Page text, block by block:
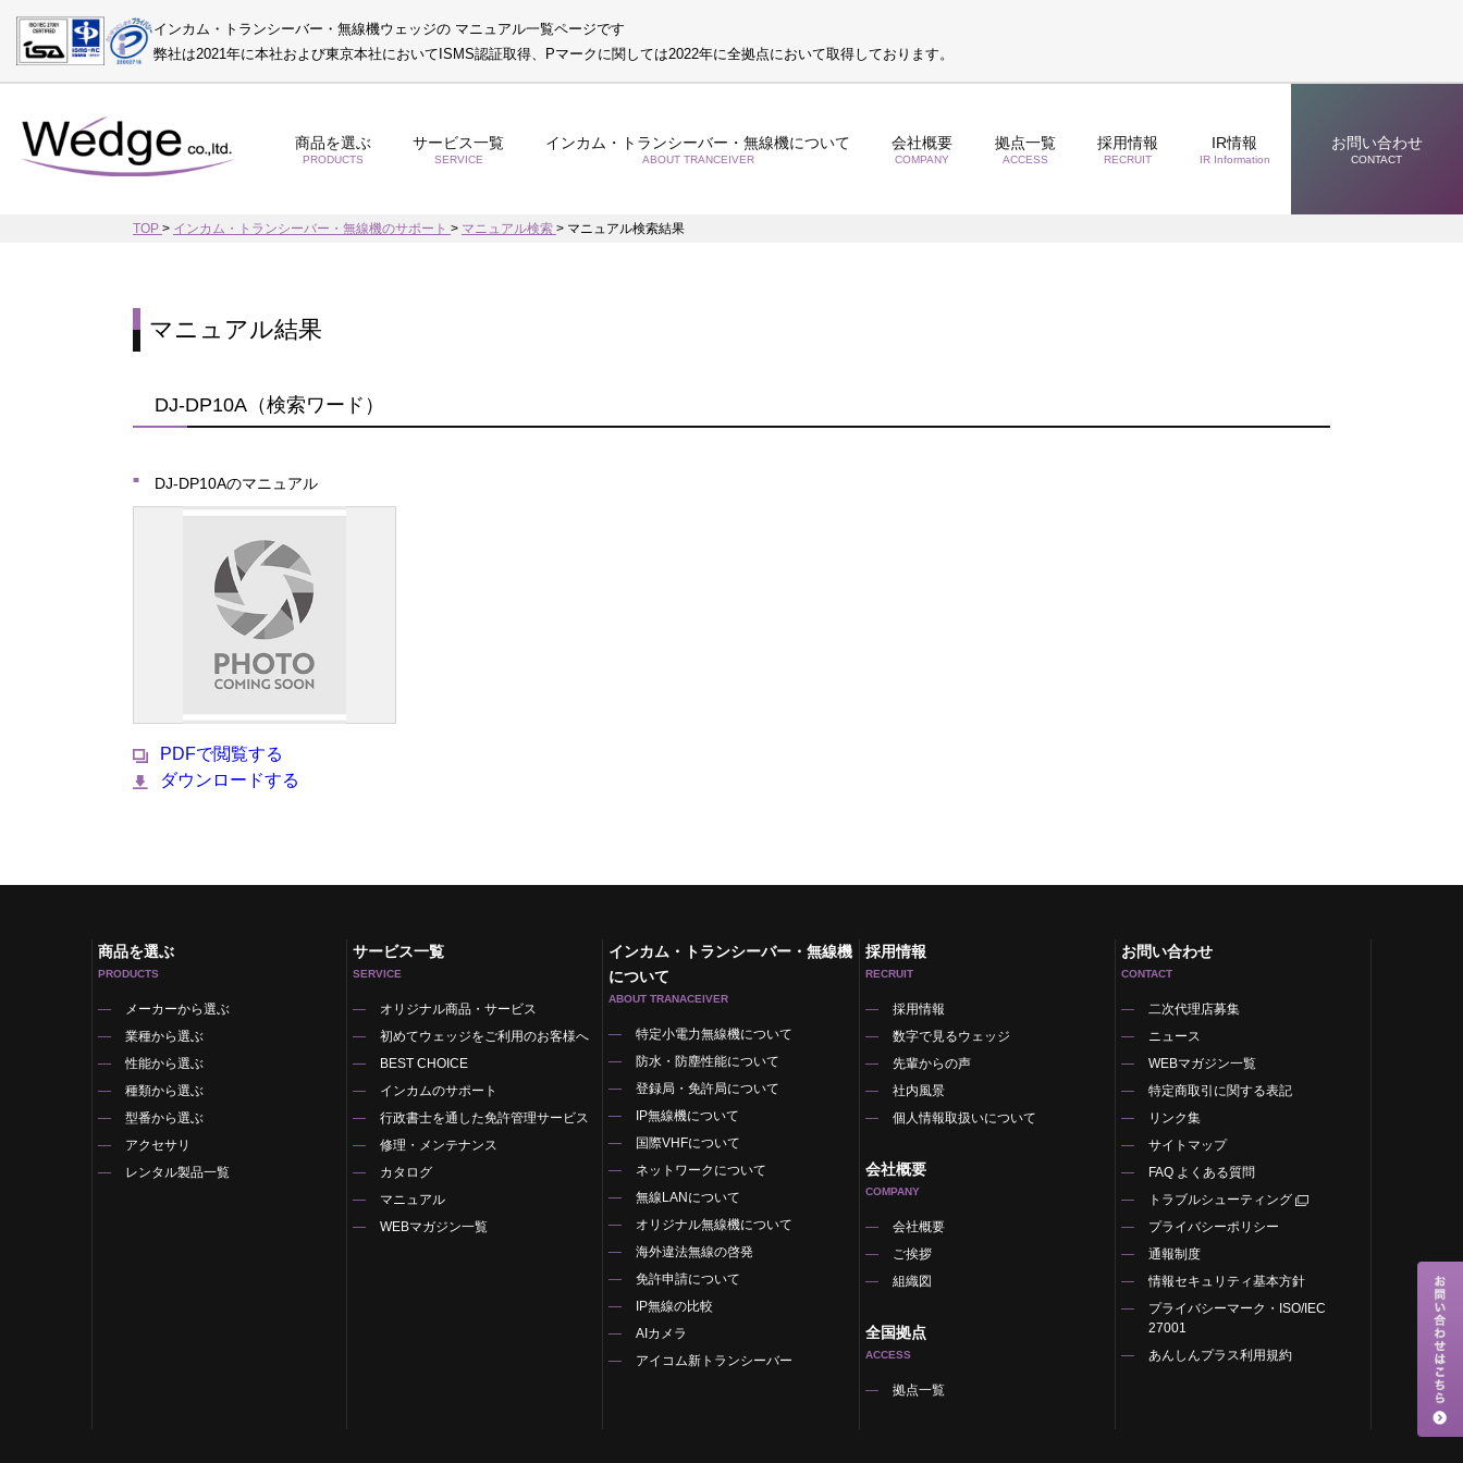
インカム・トランシーバー・無線機ウェッジの マニュアル一覧ページです
弊社は2021年に本社および東京本社においてISMS認証取得、Pマークに関しては2022年に全拠点において取得しております。
商品を選ぶ
PRODUCTS
サービス一覧
SERVICE
インカム・トランシーバー・無線機について
ABOUT TRANCEIVER
会社概要
COMPANY
拠点一覧
ACCESS
採用情報
RECRUIT
IR情報
IR Information
お問い合わせ
CONTACT
TOP > インカム・トランシーバー・無線機のサポート > マニュアル検索 > マニュアル検索結果
マニュアル結果
DJ-DP10A（検索ワード）
DJ-DP10Aのマニュアル
PDFで閲覧する
ダウンロードする
商品を選ぶ
PRODUCTS
メーカーから選ぶ
業種から選ぶ
性能から選ぶ
種類から選ぶ
型番から選ぶ
アクセサリ
レンタル製品一覧
サービス一覧
SERVICE
オリジナル商品・サービス
初めてウェッジをご利用のお客様へ
BEST CHOICE
インカムのサポート
行政書士を通した免許管理サービス
修理・メンテナンス
カタログ
マニュアル
WEBマガジン一覧
インカム・トランシーバー・無線機
について
ABOUT TRANACEIVER
特定小電力無線機について
防水・防塵性能について
登録局・免許局について
IP無線機について
国際VHFについて
ネットワークについて
無線LANについて
オリジナル無線機について
海外違法無線の啓発
免許申請について
IP無線の比較
AIカメラ
アイコム新トランシーバー
採用情報
RECRUIT
採用情報
数字で見るウェッジ
先輩からの声
社内風景
個人情報取扱いについて
会社概要
COMPANY
会社概要
ご挨拶
組織図
全国拠点
ACCESS
拠点一覧
お問い合わせ
CONTACT
二次代理店募集
ニュース
WEBマガジン一覧
特定商取引に関する表記
リンク集
サイトマップ
FAQ よくある質問
トラブルシューティング
プライバシーポリシー
通報制度
情報セキュリティ基本方針
プライバシーマーク・ISO/IEC
27001
あんしんプラス利用規約